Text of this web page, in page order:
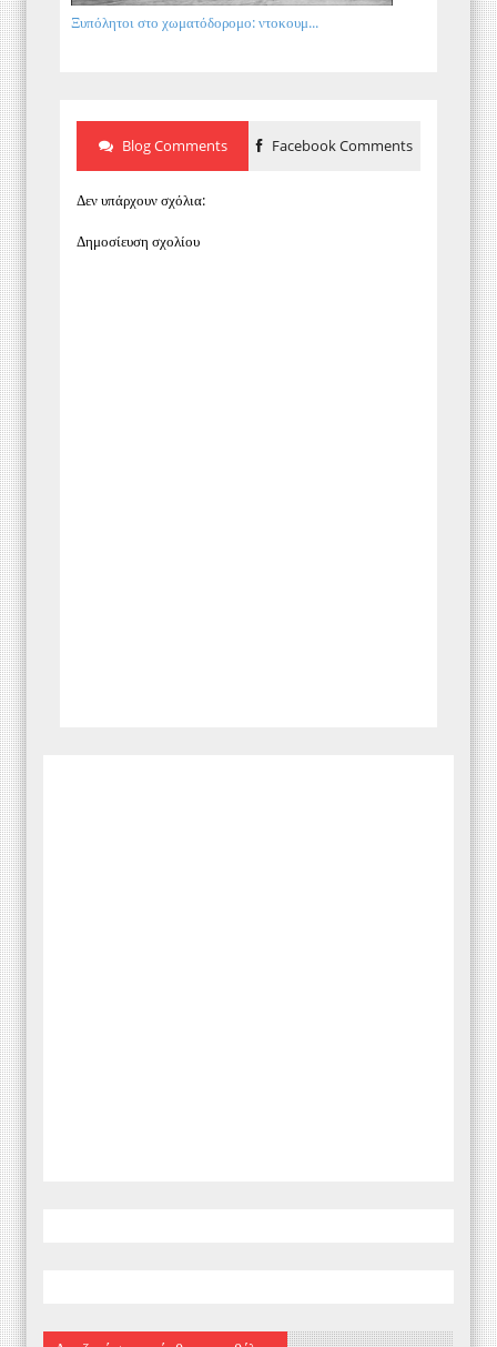
Ξυπόλητοι στο χωματόδορομο: ντοκουμ...
Blog Comments Facebook Comments
Δεν υπάρχουν σχόλια:
Δημοσίευση σχολίου